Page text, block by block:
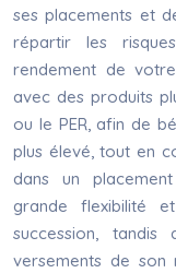
ses placements et
répartir les
rendement de
avec des produits
ou le PER, afin de
plus élevé, tout en
dans un
grande flexibilité
succession,
versements de son